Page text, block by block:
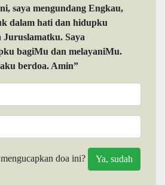
saya mengundang Engkau,
dalam hati dan hidupku
Saya
bagiMu dan melayaniMu.
berdoa. Amin”
doa ini?